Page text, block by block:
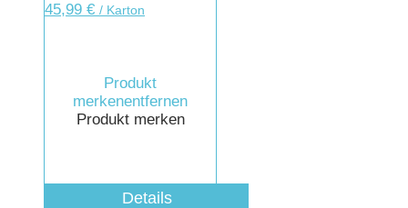
45,99 € / Karton
Produkt
merkenentfernen
Produkt merken
Details